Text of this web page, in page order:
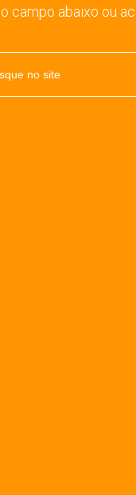
campo abaixo ou